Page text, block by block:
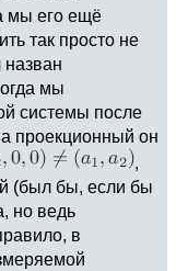
мы его ещё
так просто не
мы
системы после
проекционный он
,
(был бы, если бы
но ведь
в